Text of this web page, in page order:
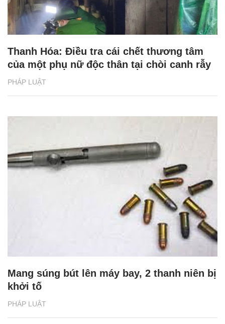
PHÁP LUẬT
Thanh Hóa: Điều tra cái chết thương tâm
của một phụ nữ độc thân tại chòi canh rẫy
PHÁP LUẬT
Mang súng bút lên máy bay, 2 thanh niên bị
khởi tố